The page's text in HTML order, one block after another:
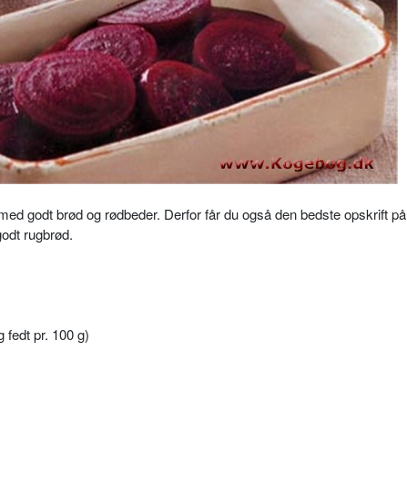
godt brød og rødbeder. Derfor får du også den bedste opskrift på
rugbrød.
pr. 100 g)